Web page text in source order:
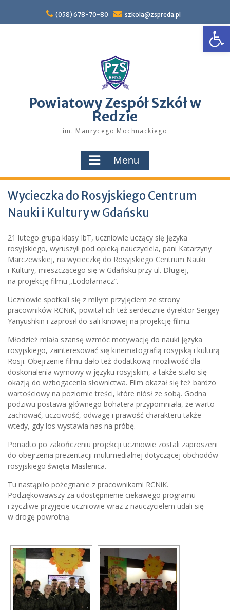
content
(058) 678-70-80 szkola@zspreda.pl
Powiatowy Zespół Szkół w
Redzie
im. Maurycego Mochnackiego
Menu
Wycieczka do Rosyjskiego Centrum
Nauki i Kultury w Gdańsku
21 lutego grupa klasy IbT, uczniowie uczący się języka
rosyjskiego, wyruszyli pod opieką nauczyciela, pani Katarzyny
Marczewskiej, na wycieczkę do Rosyjskiego Centrum Nauki
i Kultury, mieszczącego się w Gdańsku przy ul. Długiej,
na projekcję filmu „Lodołamacz”.
Uczniowie spotkali się z miłym przyjęciem ze strony
pracowników RCNiK, powitał ich też serdecznie dyrektor Sergey
Yanyushkin i zaprosił do sali kinowej na projekcję filmu.
Młodzież miała szansę wzmóc motywację do nauki języka
rosyjskiego, zainteresować się kinematografią rosyjską i kulturą
Rosji. Obejrzenie filmu dało też dodatkową możliwość dla
doskonalenia wymowy w języku rosyjskim, a także stało się
okazją do wzbogacenia słownictwa. Film okazał się też bardzo
wartościowy na poziomie treści, które niósł ze sobą. Godna
podziwu postawa głównego bohatera przypomniała, że warto
zachować, uczciwość, odwagę i prawość charakteru także
wtedy, gdy los wystawia nas na próbę.
Ponadto po zakończeniu projekcji uczniowie zostali zaproszeni
do obejrzenia prezentacji multimedialnej dotyczącej obchodów
rosyjskiego święta Maslenica.
Tu nastąpiło pożegnanie z pracownikami RCNiK.
Podziękowawszy za udostępnienie ciekawego programu
i życzliwe przyjęcie uczniowie wraz z nauczycielem udali się
w drogę powrotną.